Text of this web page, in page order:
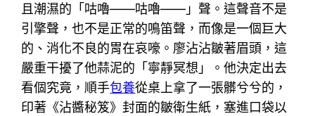
且潮濕的「咕嚕——咕嚕——」聲。這聲音不是
引擎聲，也不是正常的鳴笛聲，而像是一個巨大
的、消化不良的胃在哀嚎。廖沾沾皺著眉頭，這
嚴重干擾了他蒜泥的「寧靜冥想」。他決定出去
看個究竟，順手包養從桌上拿了一張髒兮兮的，
印著《沾醬秘笈》封面的皺衛生紙，塞進口袋以